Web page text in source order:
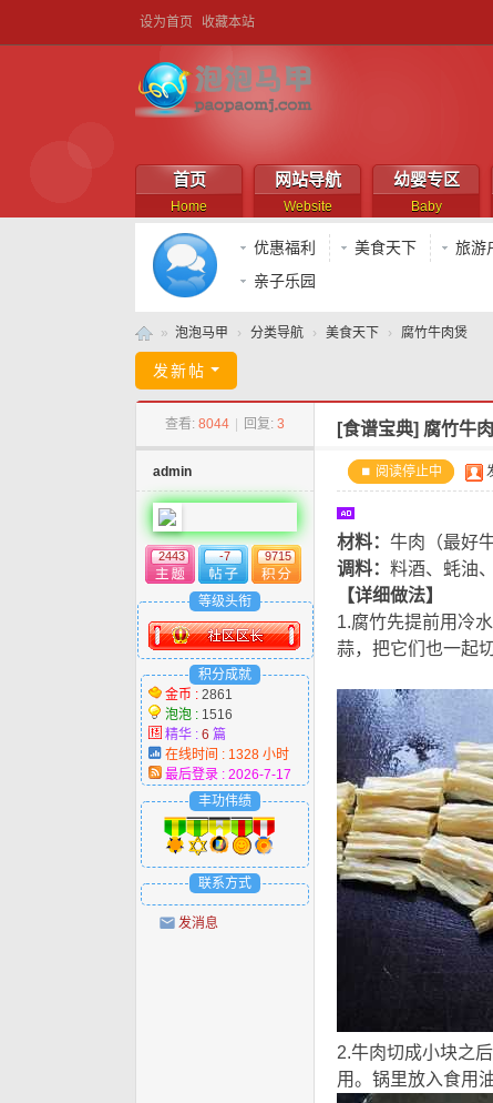
设为首页 收藏本站
首页
Home
网站导航
Website
幼婴专区
Baby
优惠福利 美食天下
旅游
亲子乐园
泡
» 泡泡马甲 › 分类导航 › 美食天下 › 腐竹牛肉煲
发新帖
查看: 8044 回复: 3 [食谱宝典] 腐竹牛
admin
2443 -7 9715
等级头衔
积分成就
金币 : 2861
泡泡 : 1516
精华 : 6 篇
在线时间 : 1328 小时
最后登录 : 2026-7-17
丰功伟绩
联系方式
发消息
⏹ 阅读停止中
材料： 牛肉（最好
调料： 料酒、蚝油
【详细做法】
1.腐竹先提前用冷
蒜，把它们也一起
2.牛肉切成小块之
用。锅里放入食用